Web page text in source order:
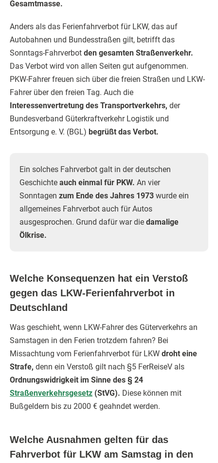
Gesamtmasse.
Anders als das Ferienfahrverbot für LKW, das auf
Autobahnen und Bundesstraßen gilt, betrifft das
Sonntags-Fahrverbot den gesamten Straßenverkehr.
Das Verbot wird von allen Seiten gut aufgenommen.
PKW-Fahrer freuen sich über die freien Straßen und LKW-
Fahrer über den freien Tag. Auch die
Interessenvertretung des Transportverkehrs, der
Bundesverband Güterkraftverkehr Logistik und
Entsorgung e. V. (BGL) begrüßt das Verbot.
Ein solches Fahrverbot galt in der deutschen
Geschichte auch einmal für PKW. An vier
Sonntagen zum Ende des Jahres 1973 wurde ein
allgemeines Fahrverbot auch für Autos
ausgesprochen. Grund dafür war die damalige
Ölkrise.
Welche Konsequenzen hat ein Verstoß
gegen das LKW-Ferienfahrverbot in
Deutschland
Was geschieht, wenn LKW-Fahrer des Güterverkehrs an
Samstagen in den Ferien trotzdem fahren? Bei
Missachtung vom Ferienfahrverbot für LKW droht eine
Strafe, denn ein Verstoß gilt nach §5 FerReiseV als
Ordnungswidrigkeit im Sinne des § 24
Straßenverkehrsgesetz (StVG). Diese können mit
Bußgeldern bis zu 2000 € geahndet werden.
Welche Ausnahmen gelten für das
Fahrverbot für LKW am Samstag in den